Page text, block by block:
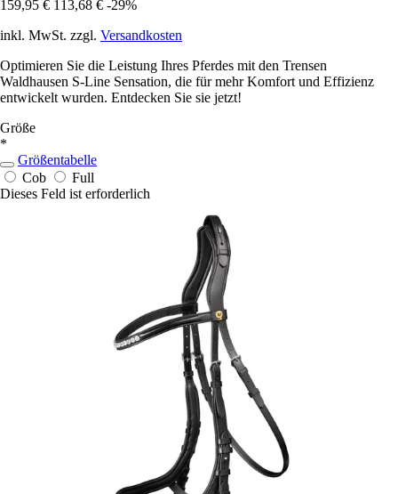
159,95 € 113,68 € -29%
inkl. MwSt. zzgl. Versandkosten
Optimieren Sie die Leistung Ihres Pferdes mit den Trensen
Waldhausen S-Line Sensation, die für mehr Komfort und Effizienz
entwickelt wurden. Entdecken Sie sie jetzt!
Größe
*
Größentabelle
Cob
Full
Dieses Feld ist erforderlich